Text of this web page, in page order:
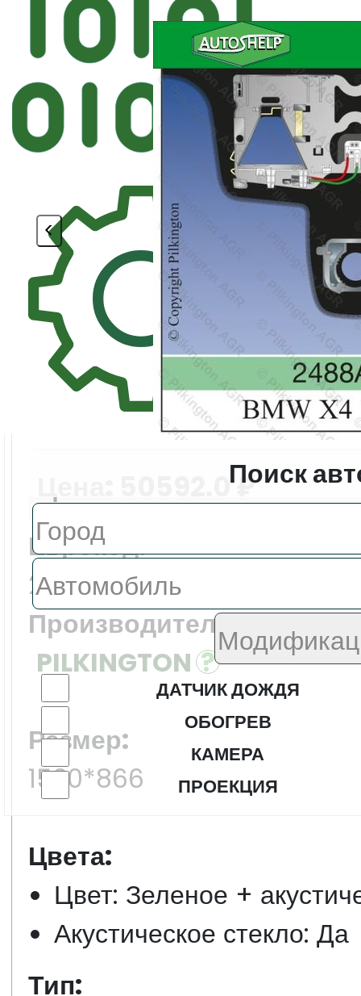
Поиск
ДАТЧИК ДОЖДЯ
ОБОГРЕВ
КАМЕРА
ПРОЕКЦИЯ
<
Цена: 50592.0 ₽
Еврокод:
2488AGACMUVZ
Производитель:
PILKINGTON
Размер:
1520*866
Цвета:
Цвет: Зеленое +
Акустическое стекло: Да
Тип: